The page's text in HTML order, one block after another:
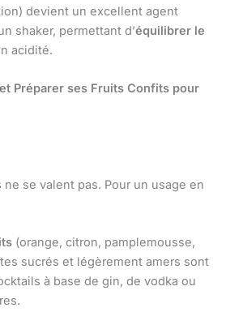
devient un excellent agent
shaker, permettant d’équilibrer le
acidité.
Préparer ses Fruits Confits pour
se valent pas. Pour un usage en
(orange, citron, pamplemousse,
sucrés et légèrement amers sont
à base de gin, de vodka ou